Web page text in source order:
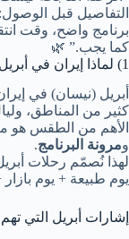
التفاصيل قبل الوصول:
برنامج واضح، وقت
كما يجب.” 🌿
1) لماذا
إيران في أبريل
أبريل (نيسان) في
كثير من المناطق،
الأهم من الطقس هو
ومرونة البرنامج.
لهذا نُصمّم رحلات
يوم طبيعة + يوم
إشارات أبريل التي